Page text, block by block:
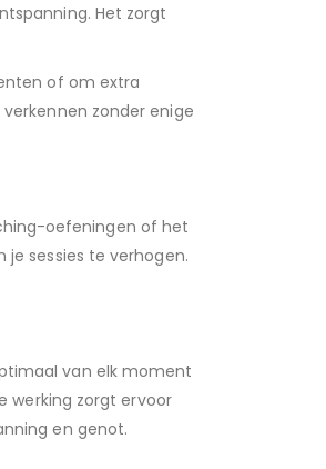
Het zorgt
of om extra
zonder enige
oefeningen of het
sessies te verhogen.
van elk moment
werking zorgt ervoor
en genot.